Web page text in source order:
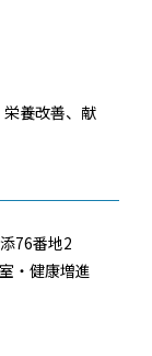
養改善、献
76番地2
・健康増進